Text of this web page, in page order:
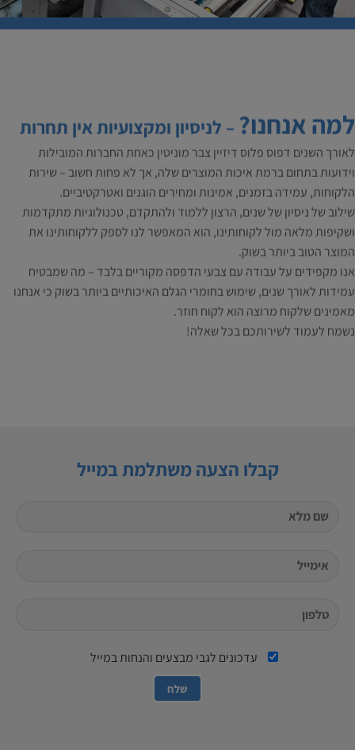
למה אנחנו? – לניסיון ומקצועיות אין תחרות
לאורך השנים דפוס פלוס דיזיין צבר מוניטין כאחת החברות המובילות
וידועות בתחום ברמת איכות המוצרים שלה, אך לא פחות חשוב – שירות
הלקוחות, עמידה בזמנים, אמינות ומחירים הוגנים ואטרקטיביים.
שילוב של ניסיון של שנים, הרצון ללמוד ולהתקדם, טכנולוגיות מתקדמות
ושקיפות מלאה מול לקוחותינו, הוא המאפשר לנו לספק ללקוחותינו את
המוצר הטוב ביותר בשוק.
אנו מקפידים על עבודה עם צבעי הדפסה מקוריים בלבד – מה שמבטיח
עמידות לאורך שנים, שימוש בחומרי הגלם האיכותיים ביותר בשוק כי אנחנו
מאמינים שלקוח מרוצה הוא לקוח חוזר.
נשמח לעמוד לשירותכם בכל שאלה!
קבלו הצעה משתלמת במייל
עדכונים לגבי מבצעים והנחות במייל